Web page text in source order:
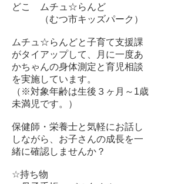
どこ ムチュ☆らんど
（むつ市キッズパーク）
ムチュ☆らんどと子育て支援課
がタイアップして、月に一度あ
かちゃんの身体測定と育児相談
を実施しています。
（※対象年齢は生後３ヶ月～1歳
未満児です。）
保健師・栄養士と気軽にお話し
しながら、お子さんの成長を一
緒に確認しませんか？
☆持ち物